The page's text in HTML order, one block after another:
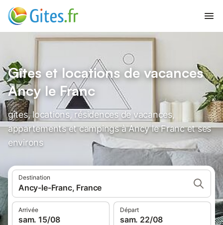
Gîtes et locations de vacances
Ancy le Franc
gîtes, locations, résidences de vacances,
appartements et campings à Ancy le Franc et ses
environs
Destination
Ancy-le-Franc, France
Arrivée
sam. 15/08
Départ
sam. 22/08